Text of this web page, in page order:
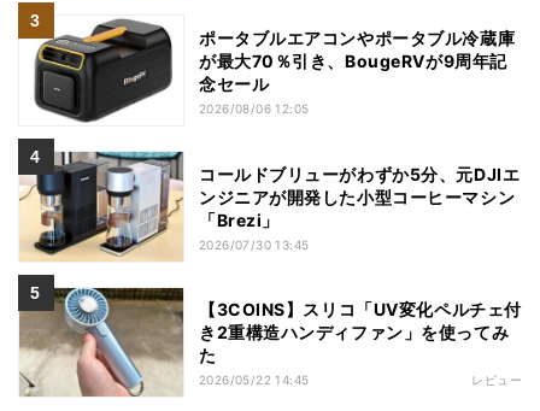
ポータブルエアコンやポータブル冷蔵庫
が最大70％引き、BougeRVが9周年記
念セール
2026/08/06 12:05
コールドブリューがわずか5分、元DJIエ
ンジニアが開発した小型コーヒーマシン
「Brezi」
2026/07/30 13:45
【3COINS】スリコ「UV変化ペルチェ付
き2重構造ハンディファン」を使ってみ
た
2026/05/22 14:45 レビュー